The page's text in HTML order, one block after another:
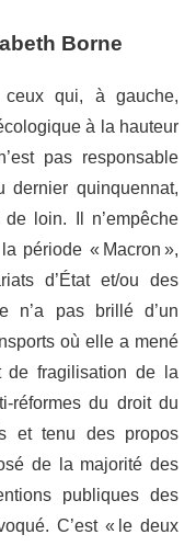
Borne
ceux qui, à gauche,
à la hauteur
pas responsable
dernier quinquennat,
loin. Il n’empêche
période « Macron »,
d’État et/ou des
n’a pas brillé d’un
où elle a mené
de fragilisation de la
réformes du droit du
et tenu des propos
de la majorité des
publiques des
C’est « le deux